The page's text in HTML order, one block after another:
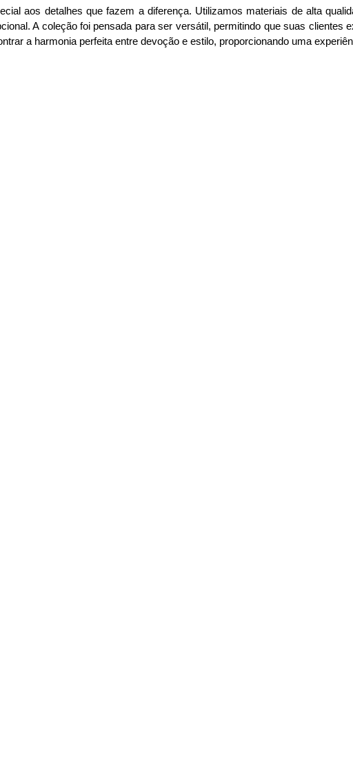
aos detalhes que fazem a diferença. Utilizamos materiais de alta
A coleção foi pensada para ser versátil, permitindo que suas
a harmonia perfeita entre devoção e estilo, proporcionando uma